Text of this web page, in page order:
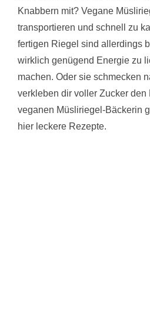
Knabbern mit? Vegane
transportieren und schnell zu
fertigen Riegel sind allerdings
wirklich genügend Energie zu
machen. Oder sie schmecken
verkleben dir voller Zucker den
veganen Müsliriegel-Bäckerin
hier leckere Rezepte.